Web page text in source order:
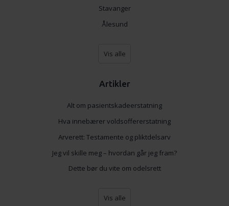
Stavanger
Ålesund
Vis alle
Artikler
Alt om pasientskadeerstatning
Hva innebærer voldsoffererstatning
Arverett: Testamente og pliktdelsarv
Jeg vil skille meg – hvordan går jeg fram?
Dette bør du vite om odelsrett
Vis alle